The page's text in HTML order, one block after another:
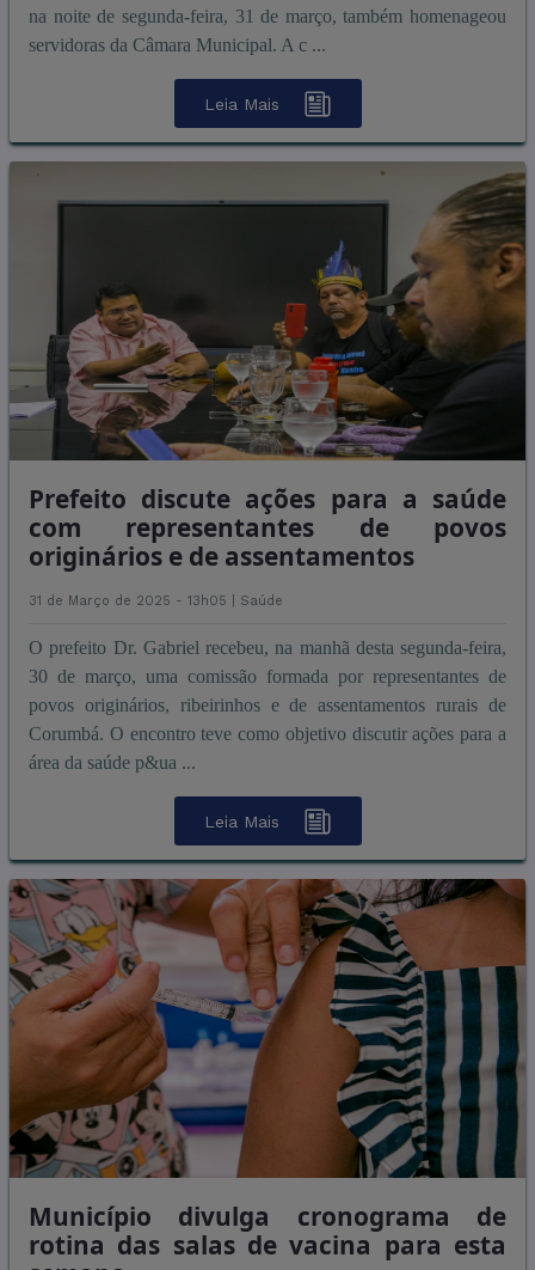
na noite de segunda-feira, 31 de março, também homenageou
servidoras da Câmara Municipal. A c ...
Leia Mais
Prefeito discute ações para a saúde
com representantes de povos
originários e de assentamentos
31 de Março de 2025 - 13h05 | Saúde
O prefeito Dr. Gabriel recebeu, na manhã desta segunda-feira,
30 de março, uma comissão formada por representantes de
povos originários, ribeirinhos e de assentamentos rurais de
Corumbá. O encontro teve como objetivo discutir ações para a
área da saúde p&ua ...
Leia Mais
Município divulga cronograma de
rotina das salas de vacina para esta